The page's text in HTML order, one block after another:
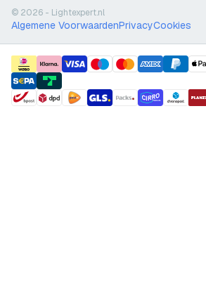
© 2026 - Lightexpert.nl
Algemene VoorwaardenPrivacyCookies
payment methods
shipment methods